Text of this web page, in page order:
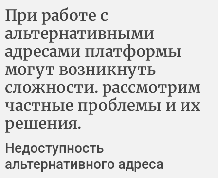
При работе с
альтернативными
адресами платформы
могут возникнуть
сложности. рассмотрим
частные проблемы и их
решения.
Недоступность
альтернативного адреса